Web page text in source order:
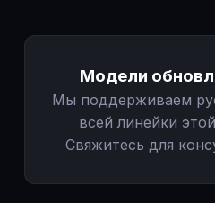
Модели
Мы поддерживаем
всей линейки
Свяжитесь для